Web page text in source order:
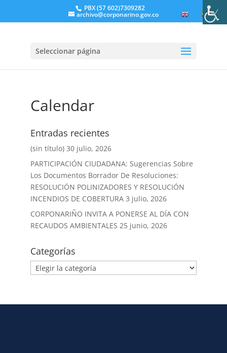
PBX (57 602)7309282
archivo@corponarino.gov.co
Seleccionar página
Calendar
Entradas recientes
(sin título) 30 julio, 2026
PARTICIPACIÓN CIUDADANA: Sugerencias Sobre
Los Documentos Borrador De Resoluciones:
RESOLUCIÓN POLINIZADORES Y RESOLUCIÓN
INCENDIOS DE COBERTURA 3 julio, 2026
CORPONARIÑO INVITA A PONERSE AL DÍA CON
RECAUDOS AMBIENTALES 25 junio, 2026
Categorías
ES